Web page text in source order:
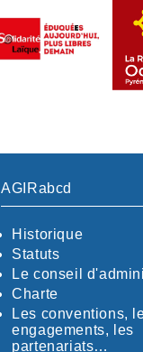
AGIRabcd
Historique
Statuts
Le conseil
Charte
Les conventions,
engagements, les
partenariats…